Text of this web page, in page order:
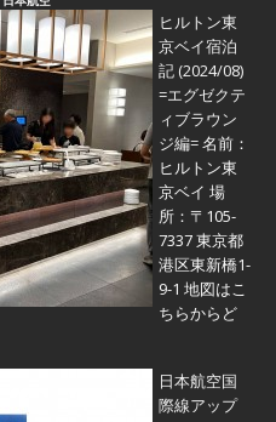
ヒルトン東
京ベイ宿泊
記 (2024/08)
=エグゼクテ
ィブラウン
ジ編=名前：
ヒルトン東
京ベイ 場
所：〒105-
7337 東京都
港区東新橋1-
9-1 地図はこ
ちらからど
日本航空国
際線アップ